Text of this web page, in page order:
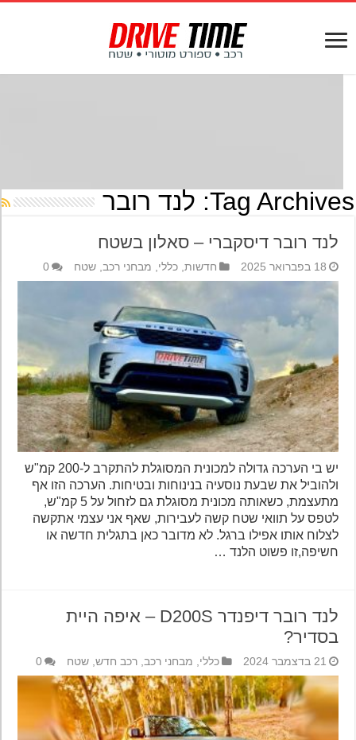
Tag לנד רובר
לנד רובר דיסקברי – סאלון בשטח
18 בפברואר 2025 חדשות,כללי,מבחני רכב,שטח 0
יש בי הערכה גדולה למכונית המסוגלת להתקרב ל-200 קמ"ש
ולהוביל את שבעת נוסעיה בנינוחות ובטיחות. הערכה הזו אף
מתעצמת, כשאותה מכונית מסוגלת גם לזחול על 5 קמ"ש,
לטפס על תוואי שטח קשה לעבירות, שאף אני עצמי אתקשה
לצלוח אותו אפילו ברגל. לא מדובר כאן בתגלית חדשה או
חשיפה,זו פשוט הלנד …
לנד רובר דיפנדר D200S – איפה היית
בסדיר?
21 בדצמבר 2024 כללי,מבחני רכב,רכב חדש,שטח 0